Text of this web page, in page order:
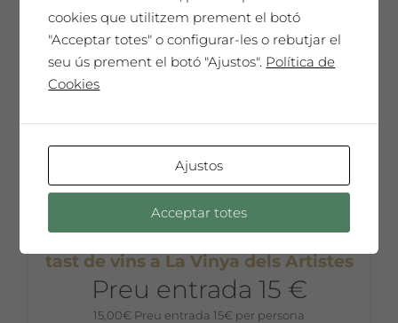
No disponible
tast de vins a La Vinya dels Artistes
Preu entrada 15 €
15,00€ Preu entrada 15€ per persona
cookies que utilitzem prement el botó
"Acceptar totes" o configurar-les o rebutjar el
seu ús prement el botó "Ajustos". Política de
Cookies
Ajustos
Acceptar totes